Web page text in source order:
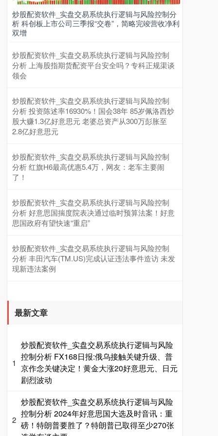
炒股配资软件_实盘交易系统执行逻辑与风险控制分
析 科创板上市公司三季报“交卷”，简略完竣营收净利
双增
炒股配资软件_实盘交易系统执行逻辑与风险控制
分析 上海股指期货配资平台安全吗？专科正规渠谈
领会
炒股配资软件_实盘交易系统执行逻辑与风险控制
分析 投资陈述率16930%！国会38年 85岁佩洛西炒
股大赚1.3亿好意思元 老婆总资产从300万彭胀至
2.8亿好意思元
炒股配资软件_实盘交易系统执行逻辑与风险控制
分析 红旗H6最高优惠5.4万，网友：老车主要闹
了！
炒股配资软件_实盘交易系统执行逻辑与风险控制
分析 好意思国揣度院表决通过临时预算法案！好意
思国政府有望快速“重启”
炒股配资软件_实盘交易系统执行逻辑与风险控制
分析 丰田汽车(TM.US)完成认证违法事件造访 未发
现新违法案例
最新文章
1
炒股配资软件_实盘交易系统执行逻辑与风险
控制分析 FX168日报:俄乌接触关键升级、普
京作念关键决定！黄金大涨20好意思元、日元
剧烈波动
2
炒股配资软件_实盘交易系统执行逻辑与风险
控制分析 2024年好意思国大选及时音讯：重
磅！特朗普要胜了？特朗普已取得至少270张